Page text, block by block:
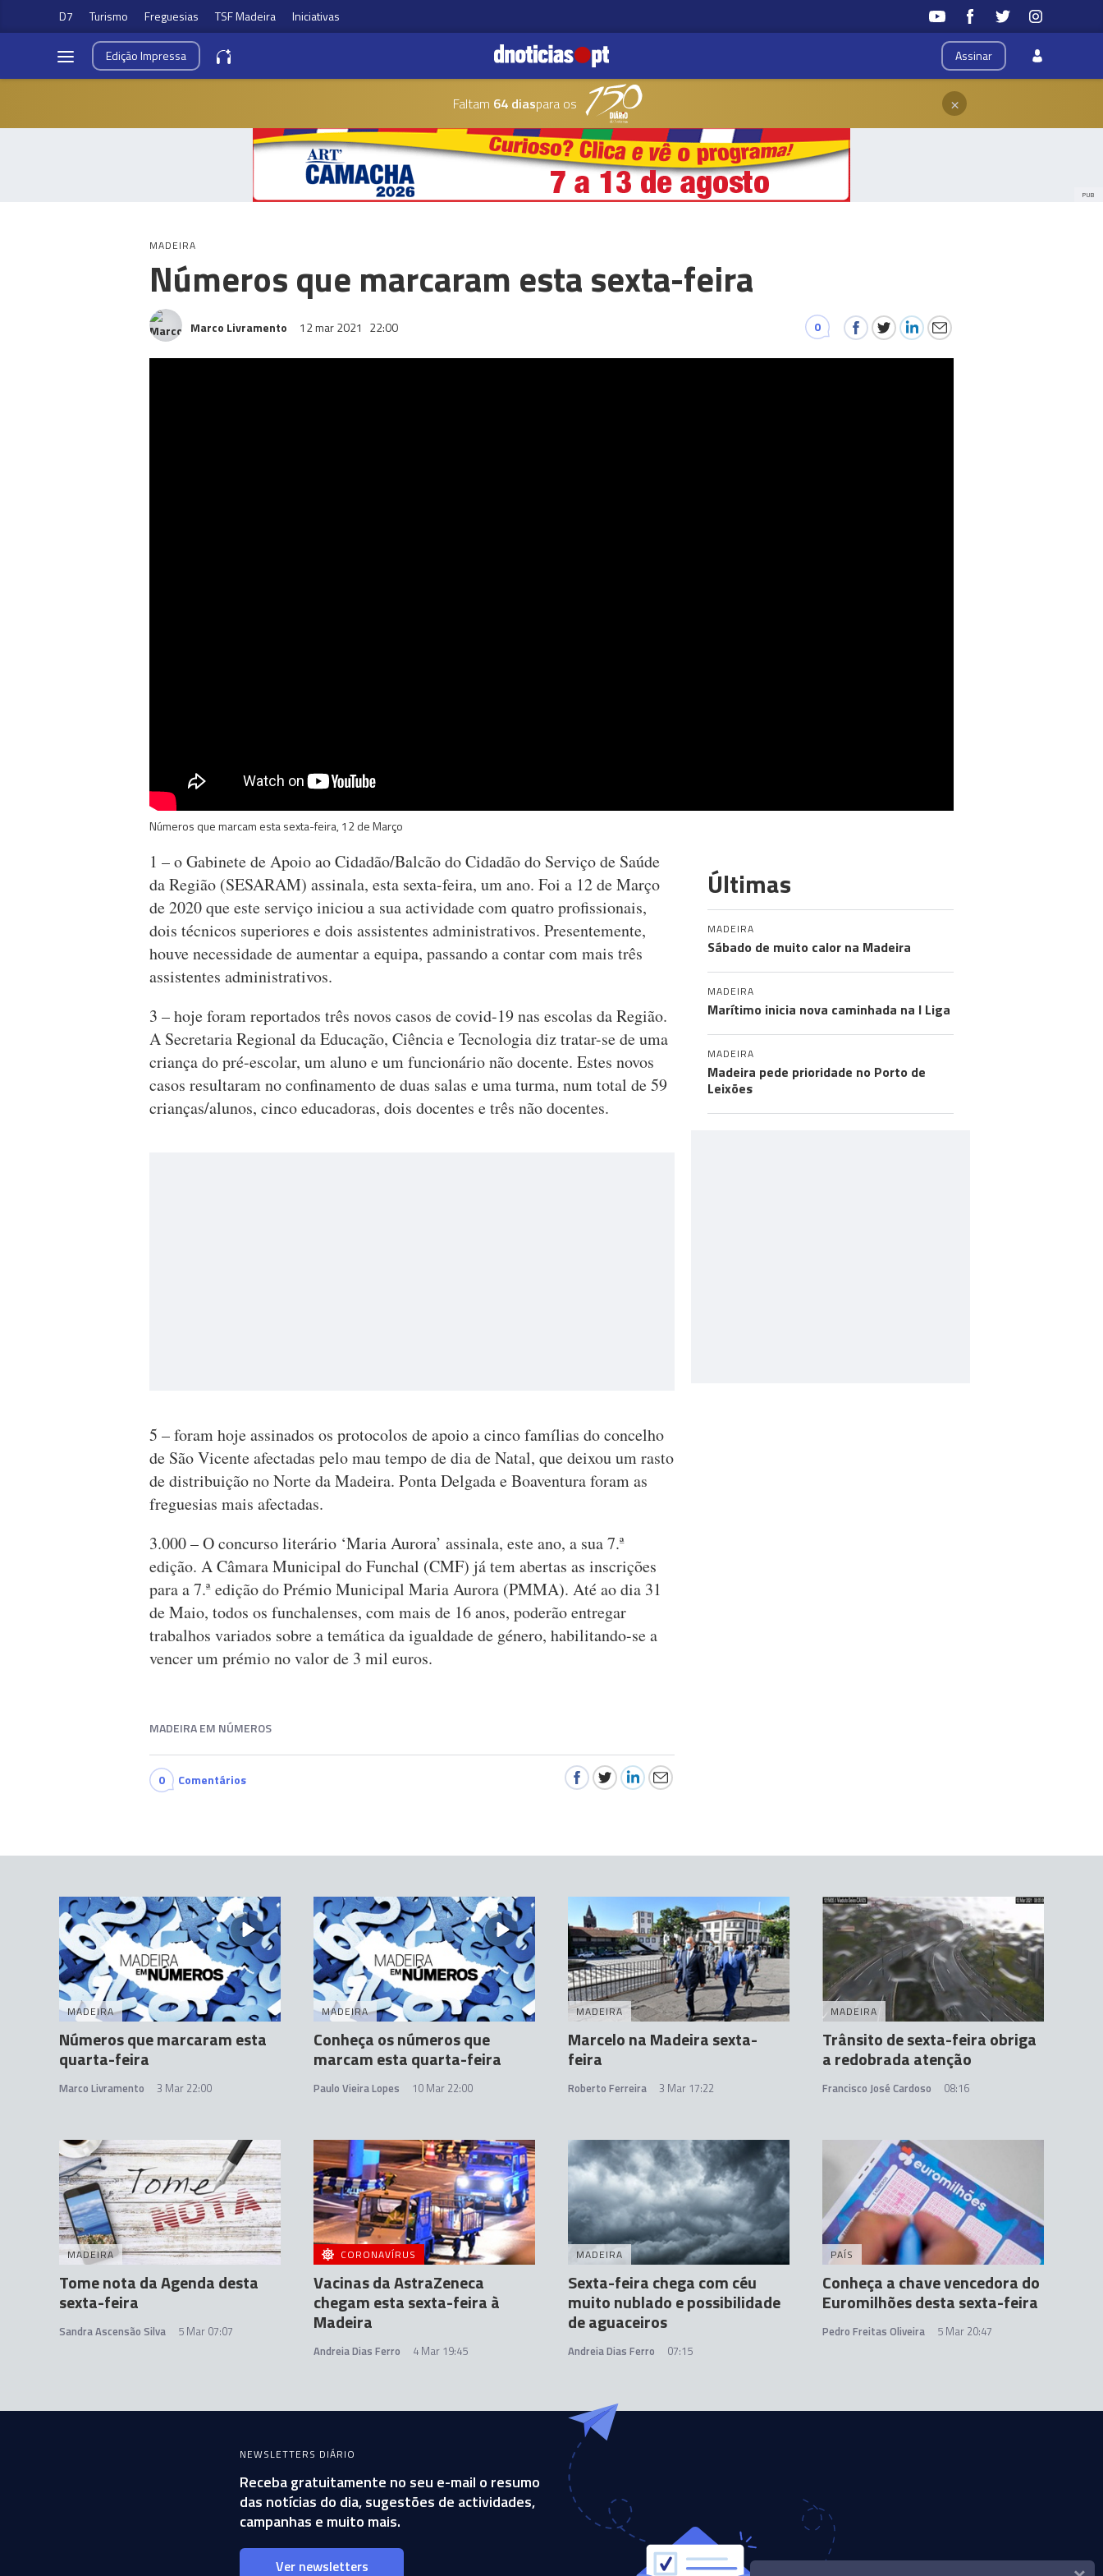
D7 Turismo Freguesias TSF Madeira Iniciativas
Assinar
EdiçãoImpressa
Faltam 64 diaspara os ×
PUB
MADEIRA
Números que marcaram esta sexta-feira
Marco Livramento 12 mar 2021 22:00 0
Números que marcam esta sexta-feira, 12 de Março
1 – o Gabinete de Apoio ao Cidadão/Balcão do Cidadão do Serviço de Saúde
da Região (SESARAM) assinala, esta sexta-feira, um ano. Foi a 12 de Março
de 2020 que este serviço iniciou a sua actividade com quatro profissionais,
dois técnicos superiores e dois assistentes administrativos. Presentemente,
houve necessidade de aumentar a equipa, passando a contar com mais três
assistentes administrativos.
3 – hoje foram reportados três novos casos de covid-19 nas escolas da Região.
A Secretaria Regional da Educação, Ciência e Tecnologia diz tratar-se de uma
criança do pré-escolar, um aluno e um funcionário não docente. Estes novos
casos resultaram no confinamento de duas salas e uma turma, num total de 59
crianças/alunos, cinco educadoras, dois docentes e três não docentes.
5 – foram hoje assinados os protocolos de apoio a cinco famílias do concelho
de São Vicente afectadas pelo mau tempo de dia de Natal, que deixou um rasto
de distribuição no Norte da Madeira. Ponta Delgada e Boaventura foram as
freguesias mais afectadas.
3.000 – O concurso literário ‘Maria Aurora’ assinala, este ano, a sua 7.ª
edição. A Câmara Municipal do Funchal (CMF) já tem abertas as inscrições
para a 7.ª edição do Prémio Municipal Maria Aurora (PMMA). Até ao dia 31
de Maio, todos os funchalenses, com mais de 16 anos, poderão entregar
trabalhos variados sobre a temática da igualdade de género, habilitando-se a
vencer um prémio no valor de 3 mil euros.
MADEIRA EM NÚMEROS
0 Comentários
Últimas
MADEIRA
Sábado de muito calor na Madeira
MADEIRA
Marítimo inicia nova caminhada na I Liga
MADEIRA
Madeira pede prioridade no Porto de
Leixões
MADEIRA
Números que marcaram esta
quarta-feira
Marco Livramento 3 Mar 22:00
MADEIRA
Conheça os números que
marcam esta quarta-feira
Paulo Vieira Lopes 10 Mar 22:00
MADEIRA
Marcelo na Madeira sexta-
feira
Roberto Ferreira 3 Mar 17:22
MADEIRA
Trânsito de sexta-feira obriga
a redobrada atenção
Francisco José Cardoso 08:16
MADEIRA
Tome nota da Agenda desta
sexta-feira
Sandra Ascensão Silva 5 Mar 07:07
CORONAVÍRUS
Vacinas da AstraZeneca
chegam esta sexta-feira à
Madeira
Andreia Dias Ferro 4 Mar 19:45
MADEIRA
Sexta-feira chega com céu
muito nublado e possibilidade
de aguaceiros
Andreia Dias Ferro 07:15
PAÍS
Conheça a chave vencedora do
Euromilhões desta sexta-feira
Pedro Freitas Oliveira 5 Mar 20:47
NEWSLETTERS DIÁRIO
Receba gratuitamente no seu e-mail o resumo
das notícias do dia, sugestões de actividades,
campanhas e muito mais.
Ver newsletters